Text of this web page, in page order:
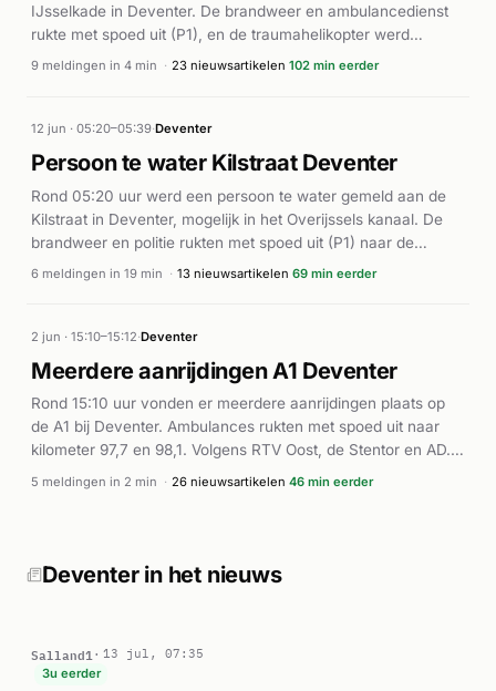
IJsselkade in Deventer. De brandweer en ambulancedienst
rukte met spoed uit (P1), en de traumahelikopter werd
gealarmeerd. Volgens de Stentor botste een bestuurder
ziekenhuis vervoerd. De politie stelde een onderzoek in ter
plaatse. Het incident veroorzaakte meerdere meldingen in
korte tijd vanwege de ernst en de snelle escalatie met inzet
van zware middelen.
9 meldingen in 4 min · 23 nieuwsartikelen 102 min eerder
12 jun · 05:20–05:39·Deventer
Persoon te water Kilstraat Deventer
Rond 05:20 uur werd een persoon te water gemeld aan de
Kilstraat in Deventer, mogelijk in het Overijssels kanaal. De
brandweer en politie rukten met spoed uit (P1) naar de
locatie. Meerdere brandweereenheden werden ingezet,
suggereren een intensieve reddingsoperatie met inzet van
verschillende eenheden. Volgens de Veiligheidsregio
IJsselland ging het mogelijk om een persoon te water in het
Overijssels kanaal. Verdere details over de afloop van het
incident zijn nog niet bekend.
6 meldingen in 19 min · 13 nieuwsartikelen 69 min eerder
2 jun · 15:10–15:12·Deventer
Meerdere aanrijdingen A1 Deventer
Rond 15:10 uur vonden er meerdere aanrijdingen plaats op
de A1 bij Deventer. Ambulances rukten met spoed uit naar
kilometer 97,7 en 98,1. Volgens RTV Oost, de Stentor en AD.nl
was sprake van een grote kettingbotsing waarbij zeventien
verkeersongeval op snelwegen, waar meerdere voertuigen
snel kunnen botsen wanneer bestuurders onvoldoende
5 meldingen in 2 min · 26 nieuwsartikelen 46 min eerder
Deventer in het nieuws
Salland1
13 jul, 07:35
3u eerder